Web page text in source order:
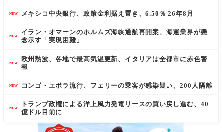
NEW メキシコ中央銀行、政策金利据え置き、6.50％ 26年8月
NEW
イラン・オマーンのホルムズ海峡通航再開案、海運業界が懸
念示す「実現困難」
NEW
欧州熱波、各地で最高気温更新、イタリアは全都市に赤色警
報
NEW コンゴ・エボラ流行、フェリーの乗客が感染疑い、200人隔離
NEW
トランプ政権による洋上風力発電リースの買い戻し進む、40
億ドル目前に